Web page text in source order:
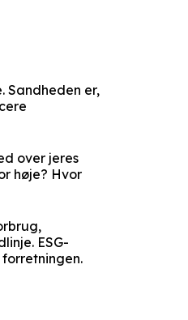
Sandheden er,
over jeres
høje? Hvor
ESG-